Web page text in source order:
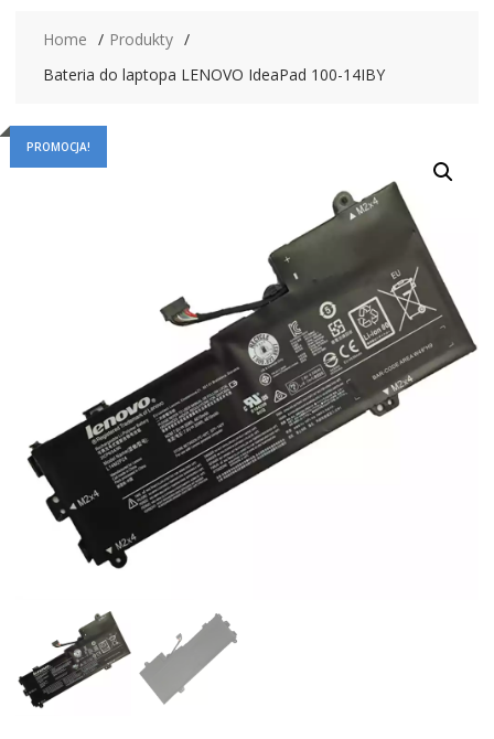
Home
Produkty
Bateria do laptopa LENOVO IdeaPad 100-14IBY
PROMOCJA!